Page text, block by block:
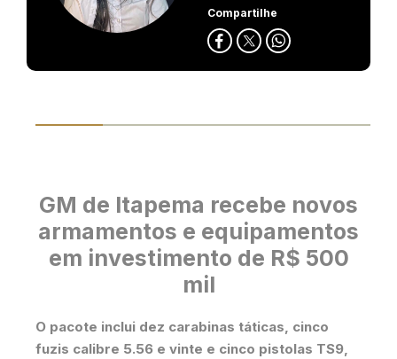
Compartilhe
GM de Itapema recebe novos
armamentos e equipamentos
em investimento de R$ 500
mil
O pacote inclui dez carabinas táticas, cinco
fuzis calibre 5.56 e vinte e cinco pistolas TS9,